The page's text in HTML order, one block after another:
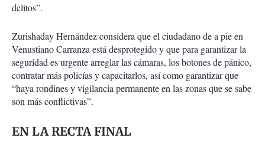
delitos”.
Zurishaday Hernández considera que el ciudadano de a pie en
Venustiano Carranza está desprotegido y que para garantizar la
seguridad es urgente arreglar las cámaras, los botones de pánico,
contratar más policías y capacitarlos, así como garantizar que
“haya rondines y vigilancia permanente en las zonas que se sabe
son más conflictivas”.
EN LA RECTA FINAL